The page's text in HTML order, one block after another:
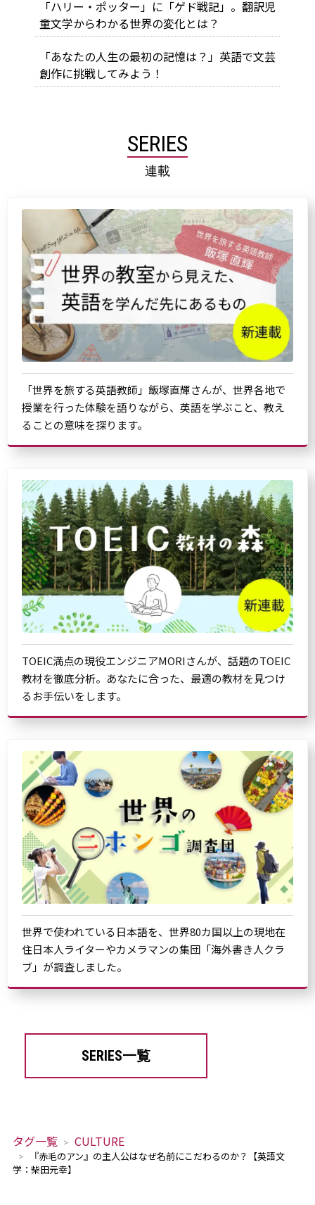
「ハリー・ポッター」に「ゲド戦記」。翻訳児
童文学からわかる世界の変化とは？
「あなたの人生の最初の記憶は？」英語で文芸
創作に挑戦してみよう！
SERIES
連載
「世界を旅する英語教師」飯塚直輝さんが、世界各地で
授業を行った体験を語りながら、英語を学ぶこと、教え
ることの意味を探ります。
TOEIC満点の現役エンジニアMORIさんが、話題のTOEIC
教材を徹底分析。あなたに合った、最適の教材を見つけ
るお手伝いをします。
世界で使われている日本語を、世界80カ国以上の現地在
住日本人ライターやカメラマンの集団「海外書き人クラ
ブ」が調査しました。
SERIES一覧
タグ一覧 CULTURE
『赤毛のアン』の主人公はなぜ名前にこだわるのか？【英語文
学：柴田元幸】